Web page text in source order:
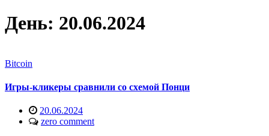
День: 20.06.2024
Bitcoin
Игры-кликеры сравнили со схемой Понци
20.06.2024
zero comment